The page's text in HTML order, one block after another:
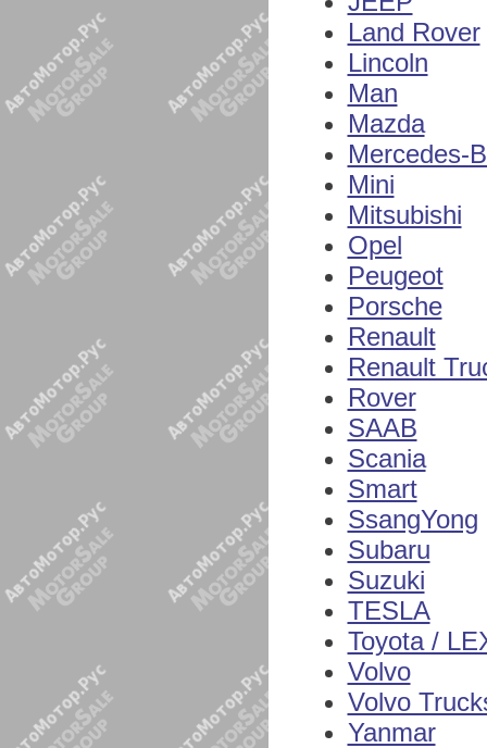
Land Rover
Lincoln
Man
Mazda
Mercedes-
Mini
Mitsubishi
Opel
Peugeot
Porsche
Renault
Renault
Rover
SAAB
Scania
Smart
SsangYong
Subaru
Suzuki
TESLA
Toyota /
Volvo
Volvo
Yanmar